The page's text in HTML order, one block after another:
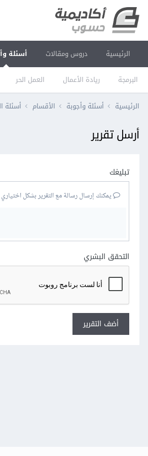
الرئيسية دروس ومقالات أسئلة
البرمجة ريادة الأعمال العمل الحر
الرئيسية أسئلة وأجوبة الأقسام أسئلة
أرسل تقرير
تبليغك
يمكنك إرسال رسالة مع التقرير بشكل اختياري
التحقق البشري
أضف التقرير